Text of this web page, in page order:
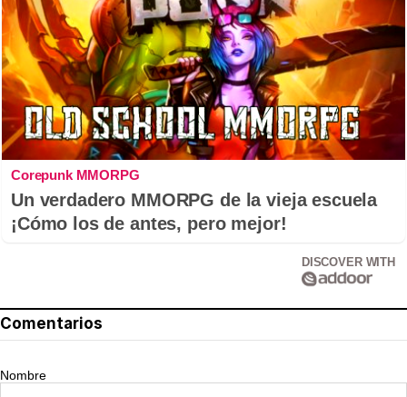
Corepunk MMORPG
Un verdadero MMORPG de la vieja escuela
¡Cómo los de antes, pero mejor!
DISCOVER WITH
Comentarios
Nombre